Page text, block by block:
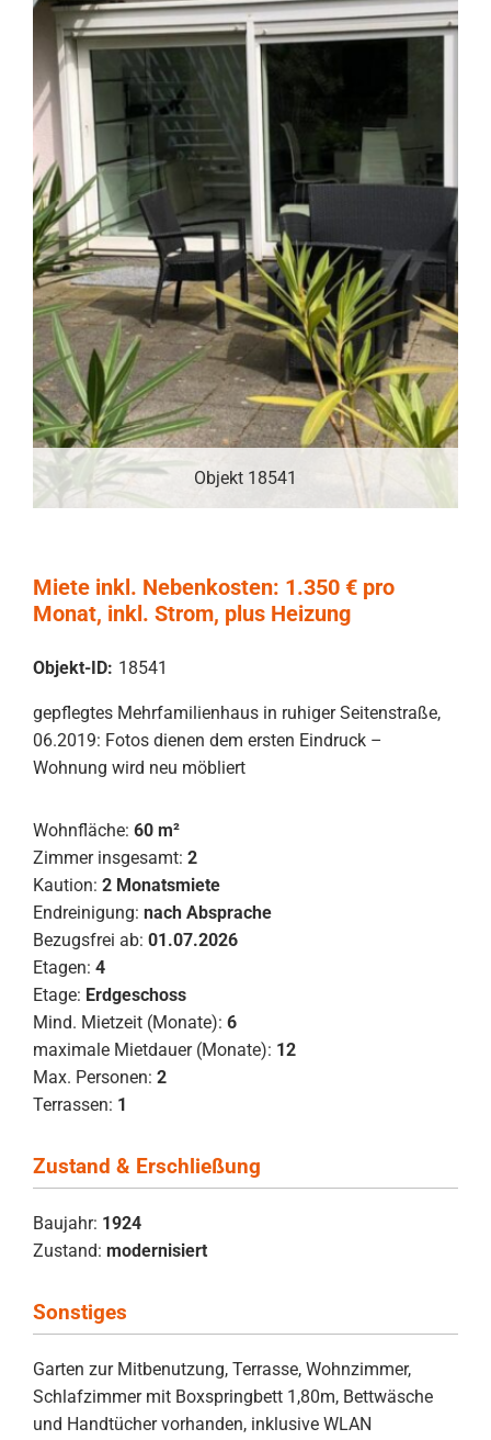
Objekt 18541
Miete inkl. Nebenkosten: 1.350 € pro
Monat, inkl. Strom, plus Heizung
Objekt-ID: 18541
gepflegtes Mehrfamilienhaus in ruhiger Seitenstraße,
06.2019: Fotos dienen dem ersten Eindruck –
Wohnung wird neu möbliert
Wohnfläche: 60 m²
Zimmer insgesamt: 2
Kaution: 2 Monatsmiete
Endreinigung: nach Absprache
Bezugsfrei ab: 01.07.2026
Etagen: 4
Etage: Erdgeschoss
Mind. Mietzeit (Monate): 6
maximale Mietdauer (Monate): 12
Max. Personen: 2
Terrassen: 1
Zustand & Erschließung
Baujahr: 1924
Zustand: modernisiert
Sonstiges
Garten zur Mitbenutzung, Terrasse, Wohnzimmer,
Schlafzimmer mit Boxspringbett 1,80m, Bettwäsche
und Handtücher vorhanden, inklusive WLAN